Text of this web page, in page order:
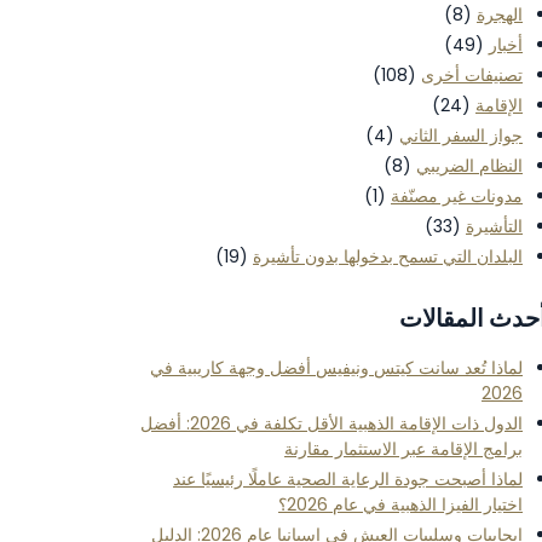
الهجرة (8)
أخبار (49)
تصنيفات أخرى (108)
الإقامة (24)
جواز السفر الثاني (4)
النظام الضريبي (8)
مدونات غير مصنّفة (1)
التأشيرة (33)
البلدان التي تسمح بدخولها بدون تأشيرة (19)
المقالات
لماذا تُعد سانت كيتس ونيفيس أفضل وجهة كاريبية في
2026
الدول ذات الإقامة الذهبية الأقل تكلفة في 2026: أفضل
برامج الإقامة عبر الاستثمار مقارنة
لماذا أصبحت جودة الرعاية الصحية عاملًا رئيسيًا عند
اختيار الفيزا الذهبية في عام 2026؟
إيجابيات وسلبيات العيش في إسبانيا عام 2026: الدليل